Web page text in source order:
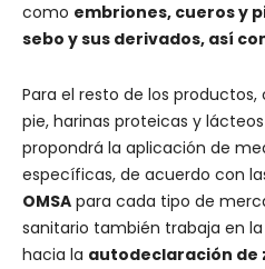
como embriones, cueros y
sebo y sus derivados, así
Para el resto de los
pie, harinas proteicas y
propondrá la aplicación de
específicas, de acuerdo con
OMSA para cada tipo de
sanitario también trabaja en
hacia la autodeclaración de